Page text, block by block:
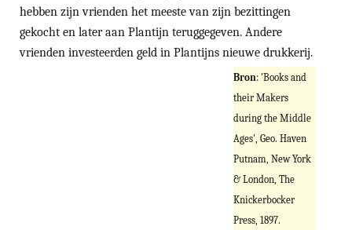
hebben zijn vrienden het meeste van zijn bezittingen
gekocht en later aan Plantijn teruggegeven. Andere
vrienden investeerden geld in Plantijns nieuwe drukkerij.
Bron: 'Books and
their Makers
during the Middle
Ages', Geo. Haven
Putnam, New York
& London, The
Knickerbocker
Press, 1897.